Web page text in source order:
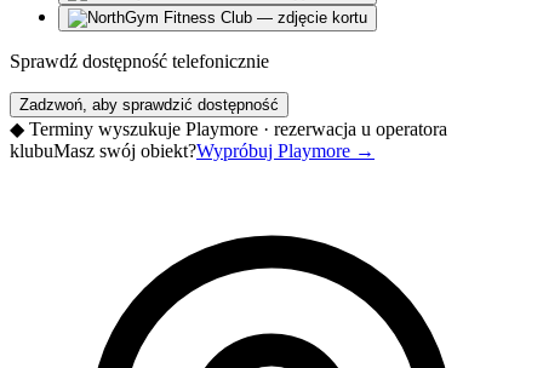
Sprawdź dostępność telefonicznie
Zadzwoń, aby sprawdzić dostępność
◆ Terminy wyszukuje Playmore · rezerwacja u operatora
klubuMasz swój obiekt?Wypróbuj Playmore →